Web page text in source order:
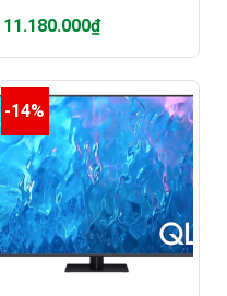
Giá
gốc
là:
11.180.000₫
Giá
hiện
là:
11.180.000₫.
-14%